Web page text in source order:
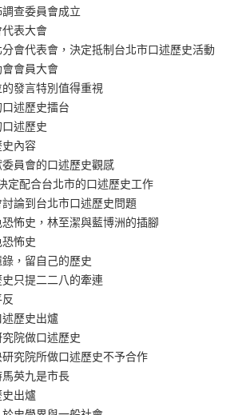
查委員會成立
表大會
會代表會，決定抵制台北市口述歷史活動
會員大會
發言特別值得重視
述歷史擂台
述歷史
內容
員會的口述歷史觀感
定配合台北市的口述歷史工作
論到台北市口述歷史問題
怖史，林至潔與藍博洲的插腳
怖史
，留自己的歷史
只提二二八的牽連
歷史出爐
院做口述歷史
究院所做口述歷史不予合作
英九是市長
出爐